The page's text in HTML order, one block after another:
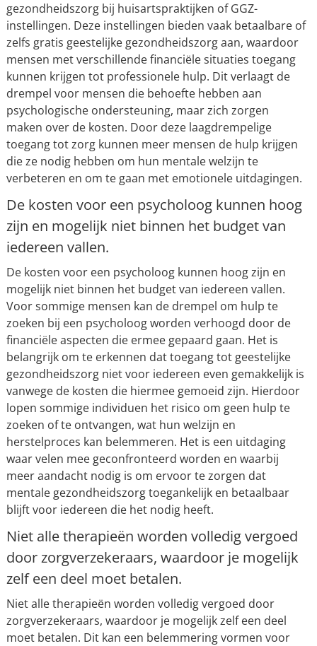
gezondheidszorg bij huisartspraktijken of GGZ-
instellingen. Deze instellingen bieden vaak betaalbare of
zelfs gratis geestelijke gezondheidszorg aan, waardoor
mensen met verschillende financiële situaties toegang
kunnen krijgen tot professionele hulp. Dit verlaagt de
drempel voor mensen die behoefte hebben aan
psychologische ondersteuning, maar zich zorgen
maken over de kosten. Door deze laagdrempelige
toegang tot zorg kunnen meer mensen de hulp krijgen
die ze nodig hebben om hun mentale welzijn te
verbeteren en om te gaan met emotionele uitdagingen.
De kosten voor een psycholoog kunnen hoog
zijn en mogelijk niet binnen het budget van
iedereen vallen.
De kosten voor een psycholoog kunnen hoog zijn en
mogelijk niet binnen het budget van iedereen vallen.
Voor sommige mensen kan de drempel om hulp te
zoeken bij een psycholoog worden verhoogd door de
financiële aspecten die ermee gepaard gaan. Het is
belangrijk om te erkennen dat toegang tot geestelijke
gezondheidszorg niet voor iedereen even gemakkelijk is
vanwege de kosten die hiermee gemoeid zijn. Hierdoor
lopen sommige individuen het risico om geen hulp te
zoeken of te ontvangen, wat hun welzijn en
herstelproces kan belemmeren. Het is een uitdaging
waar velen mee geconfronteerd worden en waarbij
meer aandacht nodig is om ervoor te zorgen dat
mentale gezondheidszorg toegankelijk en betaalbaar
blijft voor iedereen die het nodig heeft.
Niet alle therapieën worden volledig vergoed
door zorgverzekeraars, waardoor je mogelijk
zelf een deel moet betalen.
Niet alle therapieën worden volledig vergoed door
zorgverzekeraars, waardoor je mogelijk zelf een deel
moet betalen. Dit kan een belemmering vormen voor